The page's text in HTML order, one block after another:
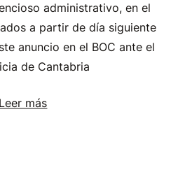
administrativo, en el
a partir de día siguiente
anuncio en el BOC ante el
de Cantabria
más